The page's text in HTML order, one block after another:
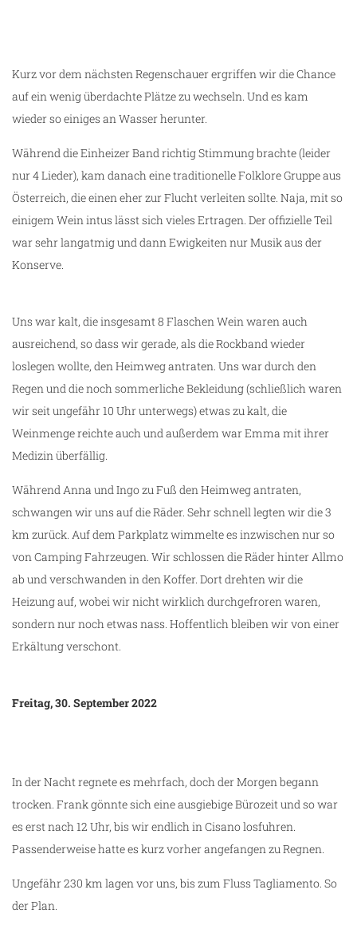
Kurz vor dem nächsten Regenschauer ergriffen wir die Chance
auf ein wenig überdachte Plätze zu wechseln. Und es kam
wieder so einiges an Wasser herunter.
Während die Einheizer Band richtig Stimmung brachte (leider
nur 4 Lieder), kam danach eine traditionelle Folklore Gruppe aus
Österreich, die einen eher zur Flucht verleiten sollte. Naja, mit so
einigem Wein intus lässt sich vieles Ertragen. Der offizielle Teil
war sehr langatmig und dann Ewigkeiten nur Musik aus der
Konserve.
Uns war kalt, die insgesamt 8 Flaschen Wein waren auch
ausreichend, so dass wir gerade, als die Rockband wieder
loslegen wollte, den Heimweg antraten. Uns war durch den
Regen und die noch sommerliche Bekleidung (schließlich waren
wir seit ungefähr 10 Uhr unterwegs) etwas zu kalt, die
Weinmenge reichte auch und außerdem war Emma mit ihrer
Medizin überfällig.
Während Anna und Ingo zu Fuß den Heimweg antraten,
schwangen wir uns auf die Räder. Sehr schnell legten wir die 3
km zurück. Auf dem Parkplatz wimmelte es inzwischen nur so
von Camping Fahrzeugen. Wir schlossen die Räder hinter Allmo
ab und verschwanden in den Koffer. Dort drehten wir die
Heizung auf, wobei wir nicht wirklich durchgefroren waren,
sondern nur noch etwas nass. Hoffentlich bleiben wir von einer
Erkältung verschont.
Freitag, 30. September 2022
In der Nacht regnete es mehrfach, doch der Morgen begann
trocken. Frank gönnte sich eine ausgiebige Bürozeit und so war
es erst nach 12 Uhr, bis wir endlich in Cisano losfuhren.
Passenderweise hatte es kurz vorher angefangen zu Regnen.
Ungefähr 230 km lagen vor uns, bis zum Fluss Tagliamento. So
der Plan.